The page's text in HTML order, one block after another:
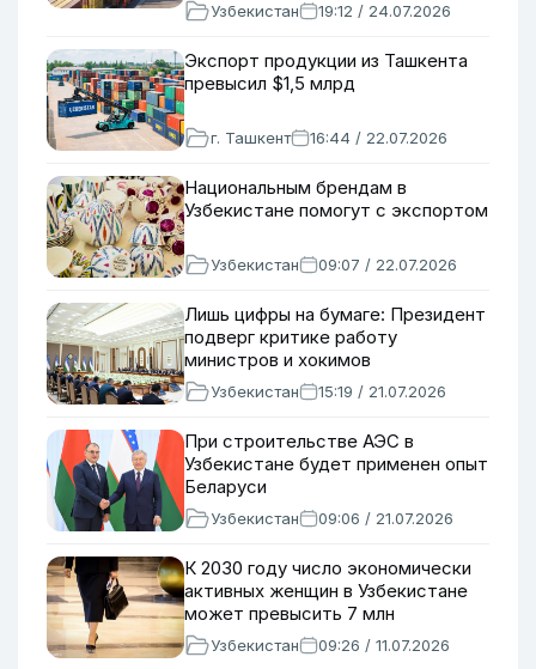
Узбекистан 19:12 / 24.07.2026
Экспорт продукции из Ташкента
превысил $1,5 млрд
г. Ташкент 16:44 / 22.07.2026
Национальным брендам в
Узбекистане помогут с экспортом
Узбекистан 09:07 / 22.07.2026
Лишь цифры на бумаге: Президент
подверг критике работу
министров и хокимов
Узбекистан 15:19 / 21.07.2026
При строительстве АЭС в
Узбекистане будет применен опыт
Беларуси
Узбекистан 09:06 / 21.07.2026
К 2030 году число экономически
активных женщин в Узбекистане
может превысить 7 млн
Узбекистан 09:26 / 11.07.2026